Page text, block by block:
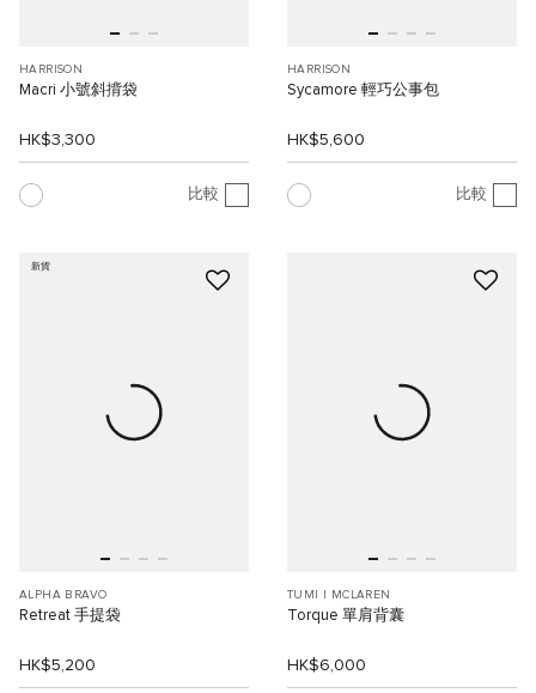
HARRISON
Macri 小號斜揹袋
HK$3,300
比較
HARRISON
Sycamore 輕巧公事包
HK$5,600
比較
新貨
ALPHA BRAVO
Retreat 手提袋
HK$5,200
TUMI I MCLAREN
Torque 單肩背囊
HK$6,000